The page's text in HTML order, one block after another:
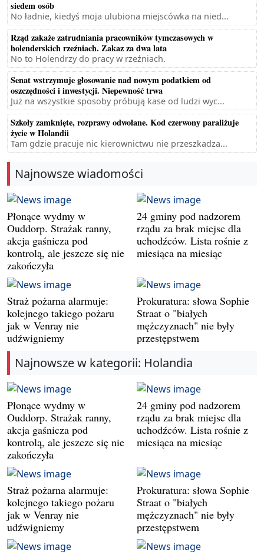
siedem osób
No ładnie, kiedyś moja ulubiona miejscówka na nied...
Rząd zakaże zatrudniania pracowników tymczasowych w
holenderskich rzeźniach. Zakaz za dwa lata
No to Holendrzy do pracy w rzeźniach.
Senat wstrzymuje głosowanie nad nowym podatkiem od
oszczędności i inwestycji. Niepewność trwa
Już na wszystkie sposoby próbują kase od ludzi wyc...
Szkoły zamknięte, rozprawy odwołane. Kod czerwony paraliżuje
życie w Holandii
Tam gdzie pracuje nic kierownictwu nie przeszkadza...
Najnowsze wiadomości
Płonące wydmy w
Ouddorp. Strażak ranny,
akcja gaśnicza pod
kontrolą, ale jeszcze się nie
zakończyła
24 gminy pod nadzorem
rządu za brak miejsc dla
uchodźców. Lista rośnie z
miesiąca na miesiąc
Straż pożarna alarmuje:
kolejnego takiego pożaru
jak w Venray nie
udźwigniemy
Prokuratura: słowa Sophie
Straat o "białych
mężczyznach" nie były
przestępstwem
Najnowsze w kategorii: Holandia
Płonące wydmy w
Ouddorp. Strażak ranny,
akcja gaśnicza pod
kontrolą, ale jeszcze się nie
zakończyła
24 gminy pod nadzorem
rządu za brak miejsc dla
uchodźców. Lista rośnie z
miesiąca na miesiąc
Straż pożarna alarmuje:
kolejnego takiego pożaru
jak w Venray nie
udźwigniemy
Prokuratura: słowa Sophie
Straat o "białych
mężczyznach" nie były
przestępstwem